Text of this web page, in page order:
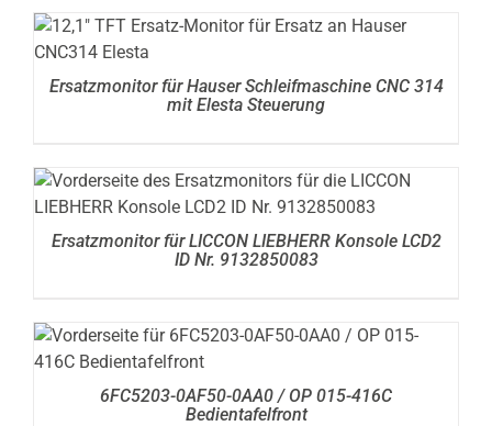
Ersatzmonitor für Hauser Schleifmaschine CNC 314
mit Elesta Steuerung
DETAILS
Ersatzmonitor für LICCON LIEBHERR Konsole LCD2
ID Nr. 9132850083
6FC5203-0AF50-0AA0 / OP 015-416C
Bedientafelfront